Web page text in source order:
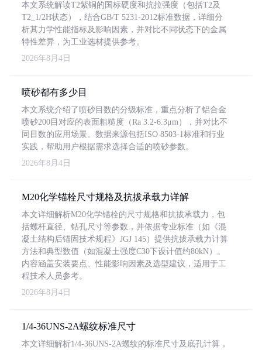
本文系统解读T2紫铜的国标硬度和抗拉强度（包括T2及
T2_1/2H状态），结合GB/T 5231-2012标准数据，详细分
析其力学性能指标及影响因素，并对比不同状态下的金属
特性差异，为工业选材提供参考。
2026年8月4日
喷砂都有多少目
本文系统介绍了喷砂目数的分级标准，重点分析了铝合金
喷砂200目对应的表面粗糙度（Ra 3.2-6.3μm），并对比不
同目数的应用场景。数据来源包括ISO 8503-1标准和行业
实践，帮助用户根据需求选择合适的喷砂参数。
2026年8月4日
M20化学锚栓尺寸规格及抗拔承载力详解
本文详细解析M20化学锚栓的尺寸规格和抗拔承载力，包
括螺杆直径、钻孔尺寸等参数，并依据专业标准（如《混
凝土结构后锚固技术规程》JGJ 145）提供抗拔承载力计算
方法和典型数值（如混凝土强度C30下设计值约80kN）。
内容涵盖安装要点、性能影响因素及选型建议，适用于工
程技术人员参考。
2026年8月4日
1/4-36UNS-2A螺纹标准尺寸
本文详细解析1/4-36UNS-2A螺纹的标准尺寸及底孔计算，